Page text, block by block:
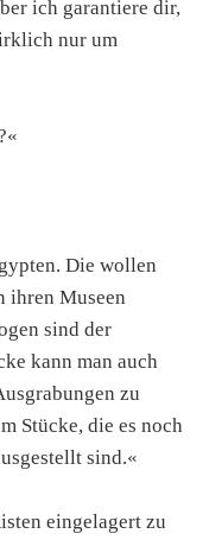
ich garantiere dir,
nur um
Die wollen
ihren Museen
sind der
kann man auch
zu
Stücke, die es noch
sind.«
eingelagert zu